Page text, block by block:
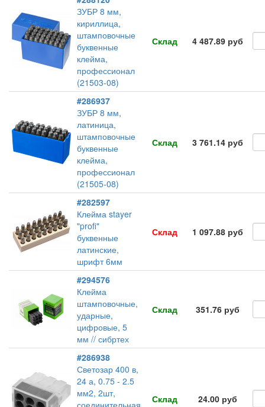
ЗУБР 8 мм,
кириллица,
штамповочные
буквенные
клейма,
профессионал
(21503-08)
Склад 4 487.89 руб
#286937
ЗУБР 8 мм,
латиница,
штамповочные
буквенные
клейма,
профессионал
(21505-08)
Склад 3 761.14 руб
#282597
Клейма stayer
"profi"
буквенные
латинские,
шрифт 6мм
Склад 1 097.88 руб
#294576
Клейма
штамповочные,
ударные,
цифровые, 5
мм // сибртех
Склад 351.76 руб
#286938
Светозар 400 в,
24 а, 0.75 - 2.5
мм2, 2шт,
соединительная
Склад 24.00 руб